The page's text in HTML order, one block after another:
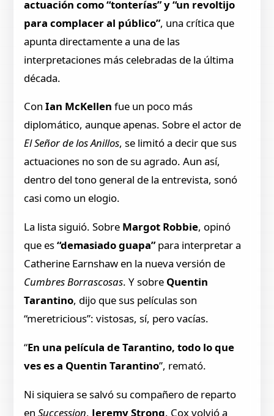
actuación como “tonterías” y “un revoltijo
para complacer al público”, una crítica que
apunta directamente a una de las
interpretaciones más celebradas de la última
década.
ConIan McKellen fue un poco más
diplomático, aunque apenas. Sobre el actor de
El Señor de los Anillos, se limitó a decir que sus
actuaciones no son de su agrado. Aun así,
dentro del tono general de la entrevista, sonó
casi como un elogio.
La lista siguió. Sobre Margot Robbie, opinó
que es“demasiado guapa”para interpretar a
Catherine Earnshaw en la nueva versión de
Cumbres Borrascosas. Y sobre Quentin
Tarantino, dijo que sus películas son
“meretricious”: vistosas, sí, pero vacías.
“En una película de Tarantino, todo lo que
ves es a Quentin Tarantino”, remató.
Ni siquiera se salvó su compañero de reparto
enSuccession, Jeremy Strong. Cox volvió a